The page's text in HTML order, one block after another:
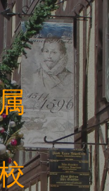
to navigation